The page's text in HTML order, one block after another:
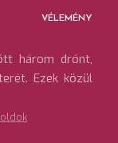
VÉLEMÉNY
három drónt,
Ezek közül